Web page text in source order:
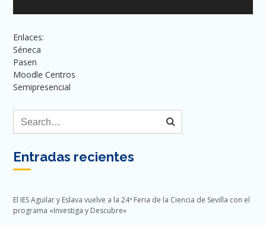
Enlaces:
Séneca
Pasen
Moodle Centros
Semipresencial
Entradas recientes
El IES Aguilar y Eslava vuelve a la 24ª Feria de la Ciencia de Sevilla con el
programa «Investiga y Descubre»